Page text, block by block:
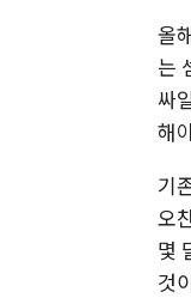
올
는
싸
해
기
오
몇
것